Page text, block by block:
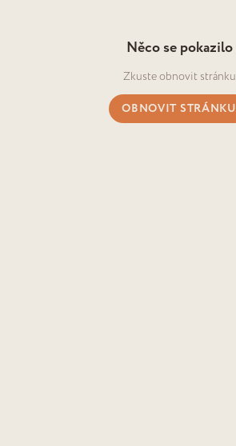
Něco se pokazilo
Zkuste obnovit stránku
OBNOVIT STRÁNKU